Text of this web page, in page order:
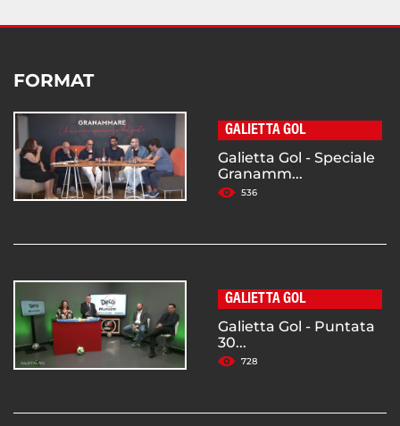
FORMAT
GALIETTA GOL
Galietta Gol - Speciale
Granamm...
536
GALIETTA GOL
Galietta Gol - Puntata
30...
728